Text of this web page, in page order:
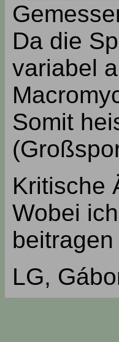
Da die
variabel
Somit
Kritische
Wobei
LG,